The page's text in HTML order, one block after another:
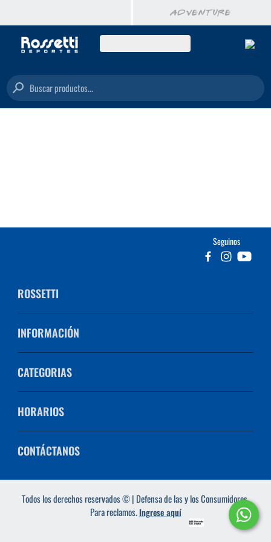
Buscar productos...
Seguinos
ROSSETTI
INFORMACIÓN
CATEGORIAS
HORARIOS
CONTÁCTANOS
Todos los derechos reservados © | Defensa de las y los Consumidores.
Para reclamos.Ingrese aquí